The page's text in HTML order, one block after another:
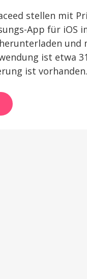
stellen mit
App für iOS
ist etwa
ist vorhanden.